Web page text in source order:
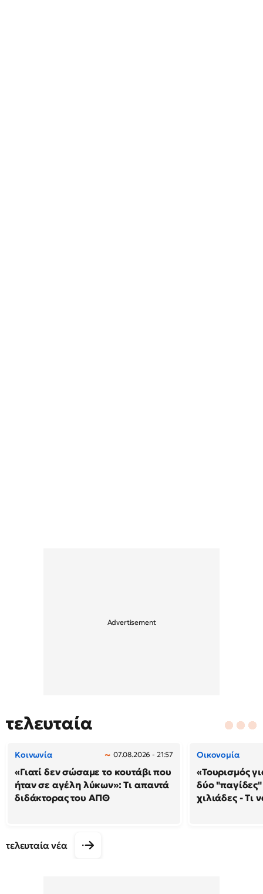
τελευταία
Κοινωνία 07.08.2026 - 21:57
«Γιατί δεν σώσαμε το κουτάβι που
ήταν σε αγέλη λύκων»: Τι απαντά
διδάκτορας του ΑΠΘ
Οικονομία
«Τουρισμός
δύο
χιλιάδες - Τι
τελευταία νέα